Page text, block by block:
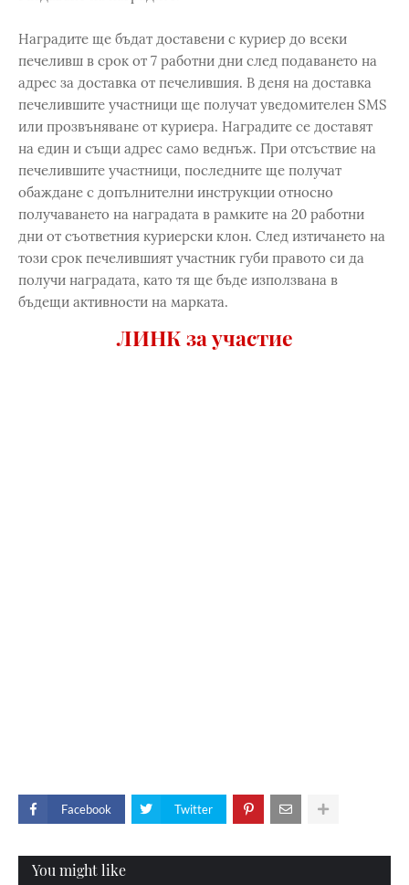
Наградите ще бъдат доставени с куриер до всеки
печеливш в срок от 7 работни дни след подаването на
адрес за доставка от печелившия. В деня на доставка
печелившите участници ще получат уведомителен SMS
или прозвъняване от куриера. Наградите се доставят
на един и същи адрес само веднъж. При отсъствие на
печелившите участници, последните ще получат
обаждане с допълнителни инструкции относно
получаването на наградата в рамките на 20 работни
дни от съответния куриерски клон. След изтичането на
този срок печелившият участник губи правото си да
получи наградата, като тя ще бъде използвана в
бъдещи активности на марката.
ЛИНК за участие
Facebook Twitter
You might like